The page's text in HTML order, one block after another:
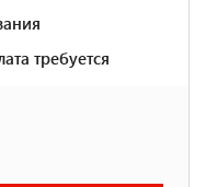
требуется